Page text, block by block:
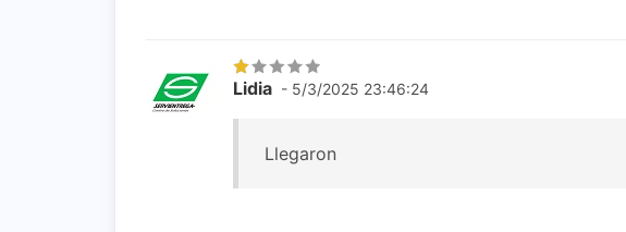
Lidia - 5/3/2025 23:46:24
Llegaron